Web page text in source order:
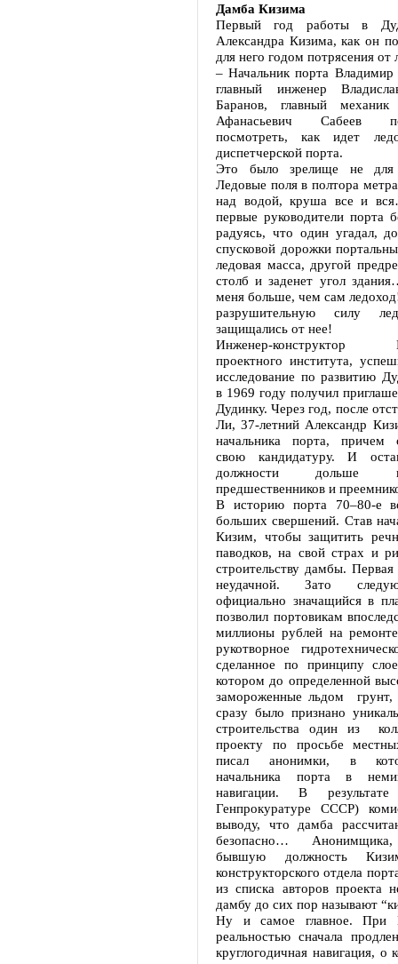
Дамба Кизима
Первый год работы в
Александра Кизима, как он
для него годом потрясения от
– Начальник порта
главный инженер
Баранов, главный
Афанасьевич Сабеев
посмотреть, как идет
диспетчерской порта.
Это было зрелище не для
Ледовые поля в полтора
над водой, круша все и
первые руководители порта
радуясь, что один угадал,
спусковой дорожки
ледовая масса, другой
столб и заденет угол
меня больше, чем сам
разрушительную силу
защищались от нее!
Инженер-конструктор
проектного института,
исследование по развитию
в 1969 году получил
Дудинку. Через год, после
Ли, 37-летний Александр
начальника порта, причем
свою кандидатуру. И
должности дольше
предшественников и
В историю порта 70–80-е
больших свершений. Став
Кизим, чтобы защитить
паводков, на свой страх и
строительству дамбы.
неудачной. Зато
официально значащийся в
позволил портовикам
миллионы рублей на
рукотворное
сделанное по принципу
котором до определенной
замороженные льдом грунт,
сразу было признано
строительства один из
проекту по просьбе
писал анонимки, в
начальника порта в
навигации. В
Генпрокуратуре СССР)
выводу, что дамба
безопасно…
бывшую должность
конструкторского отдела
из списка авторов проекта
дамбу до сих пор называют
Ну и самое главное. При
реальностью сначала
круглогодичная навигация, о